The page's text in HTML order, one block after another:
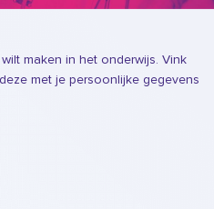
maken in het onderwijs. Vink
met je persoonlijke gegevens